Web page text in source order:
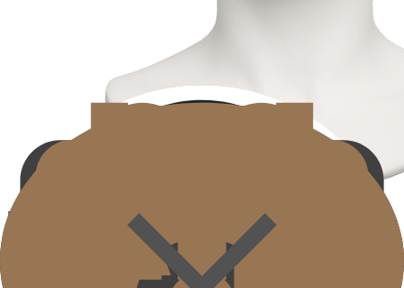
แก้ม
ปรับปรุงความยืดหยุ่นที่ลดลงและบริเวณยุบของกลางใบหน้า